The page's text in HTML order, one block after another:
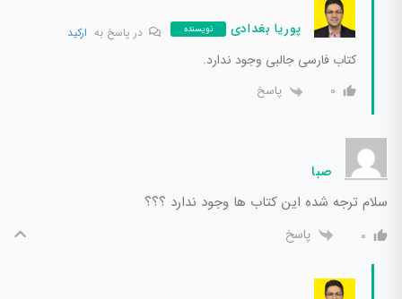
پوریا بغدادی نویسنده در پاسخ به ارکید
کتاب فارسی جالبی وجود ندارد.
0 پاسخ
صبا
سلام ترجه شده این کتاب ها وجود ندارد ؟؟؟
0 پاسخ